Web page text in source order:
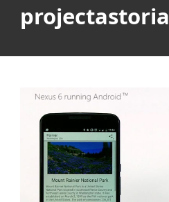
projectastoria